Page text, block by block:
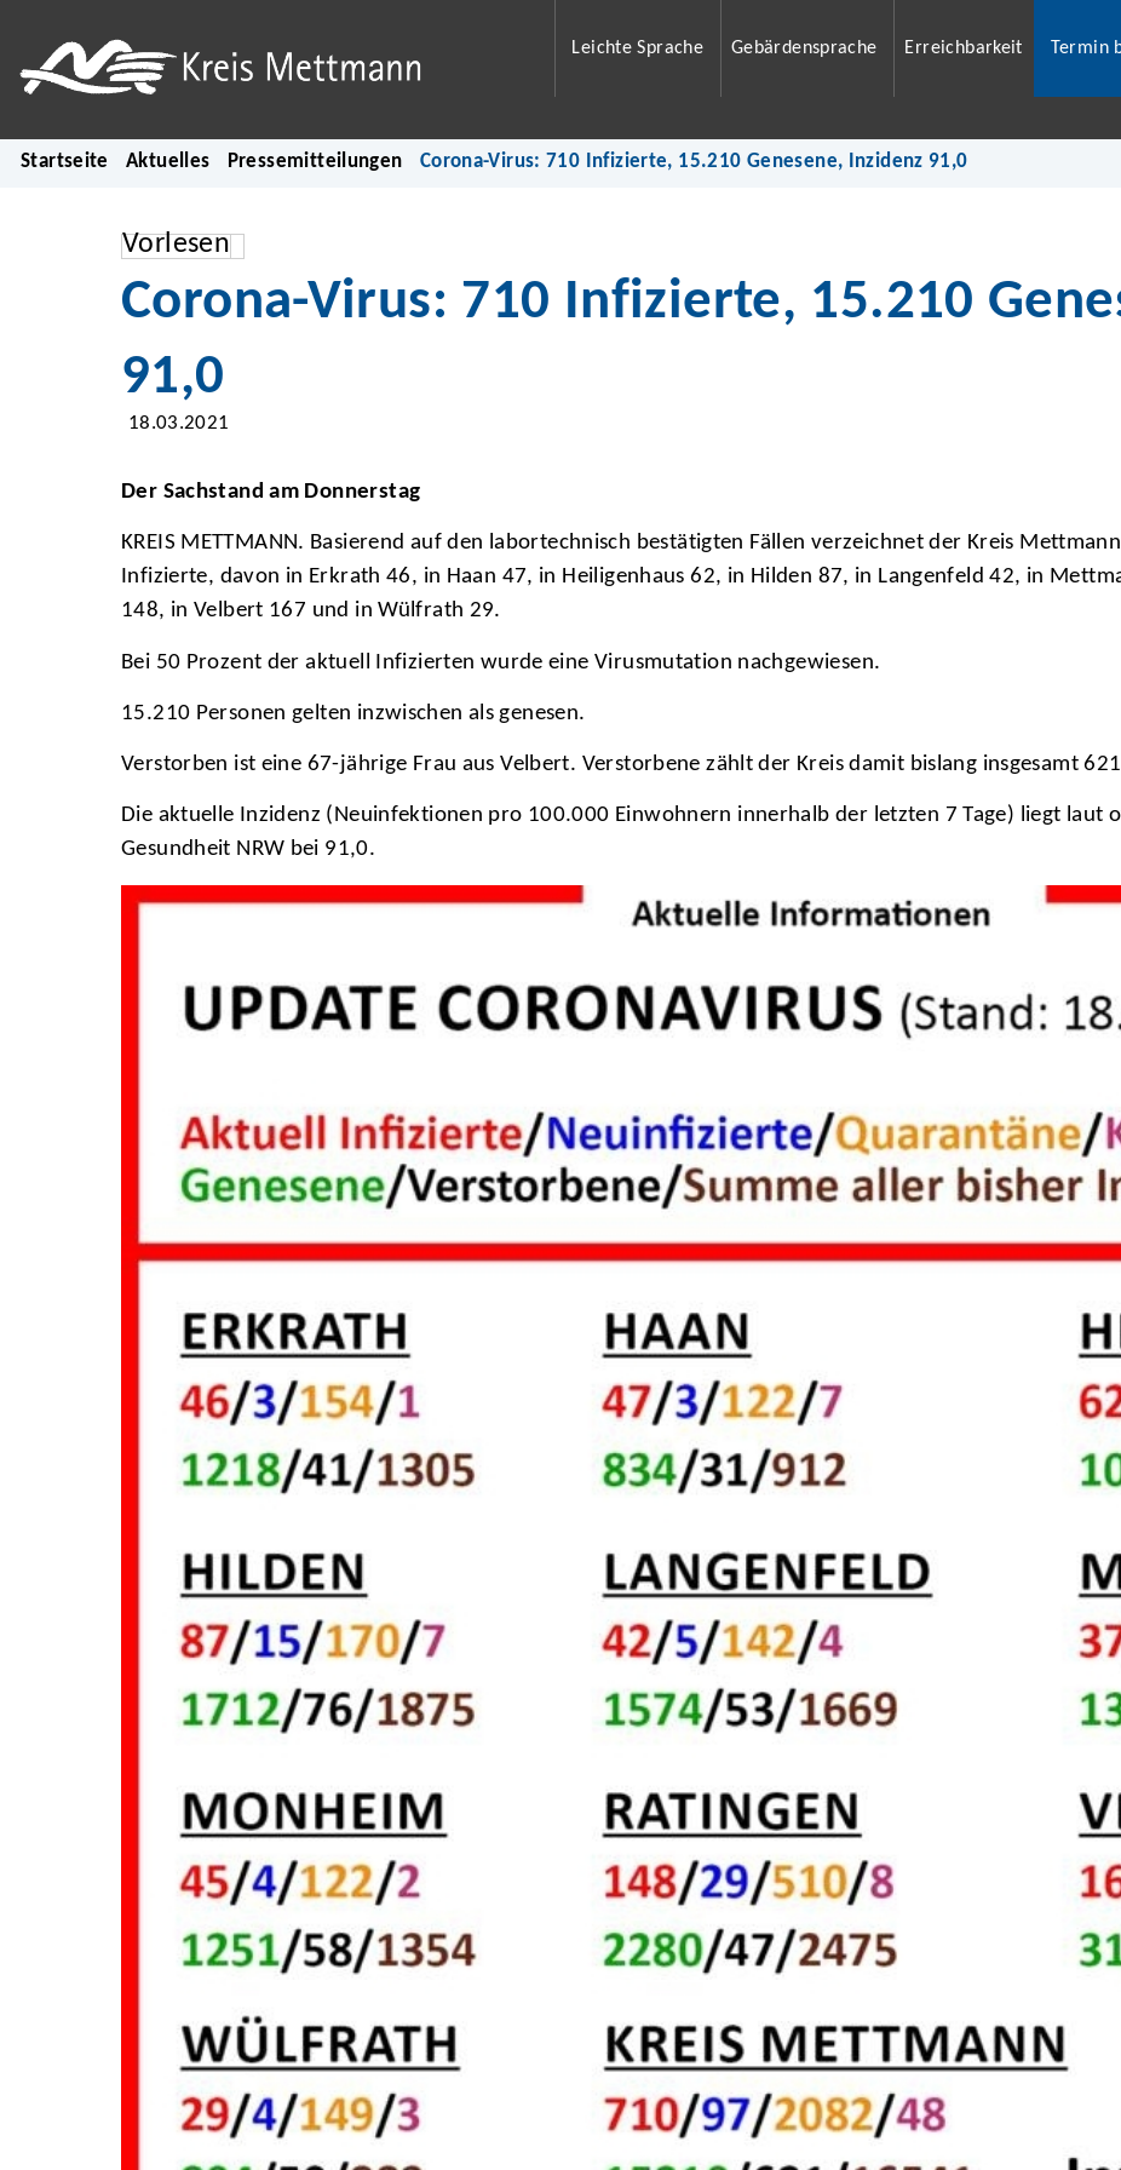
Leichte Sprache Gebärdensprache Erreichbarkeit
Termin
Startseite Aktuelles Pressemitteilungen Corona-Virus: 710 Infizierte, 15.210 Genesene, Inzidenz 91,0
Vorlesen
Corona-Virus: 710 Infizierte, 15.210
91,0
18.03.2021
Der Sachstand am Donnerstag
KREIS METTMANN. Basierend auf den labortechnisch bestätigten Fällen verzeichnet der Kreis
Infizierte, davon in Erkrath 46, in Haan 47, in Heiligenhaus 62, in Hilden 87, in Langenfeld 42, in
148, in Velbert 167 und in Wülfrath 29.
Bei 50 Prozent der aktuell Infizierten wurde eine Virusmutation nachgewiesen.
15.210 Personen gelten inzwischen als genesen.
Verstorben ist eine 67-jährige Frau aus Velbert. Verstorbene zählt der Kreis damit bislang insgesamt
Die aktuelle Inzidenz (Neuinfektionen pro 100.000 Einwohnern innerhalb der letzten 7 Tage) liegt laut
Gesundheit NRW bei 91,0.